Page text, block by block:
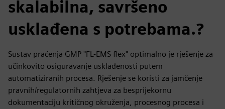
skalabilna, savršeno
usklađena s potrebama.?
Sustav praćenja GMP "FL-EMS flex" optimalno je rješenje za
učinkovito osiguravanje usklađenosti putem
automatiziranih procesa. Rješenje se koristi za jamčenje
pravnih/regulatornih zahtjeva za besprijekornu
dokumentaciju kritičnog okruženja, procesnog procesa i